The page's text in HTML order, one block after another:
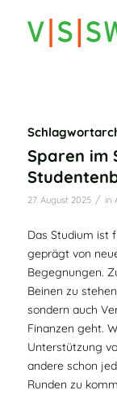
Sparen im
27. August 2025 / in
Das Studium ist
geprägt von
Begegnungen.
Beinen zu
sondern auch
Finanzen geht.
Unterstützung
andere schon
Runden zu